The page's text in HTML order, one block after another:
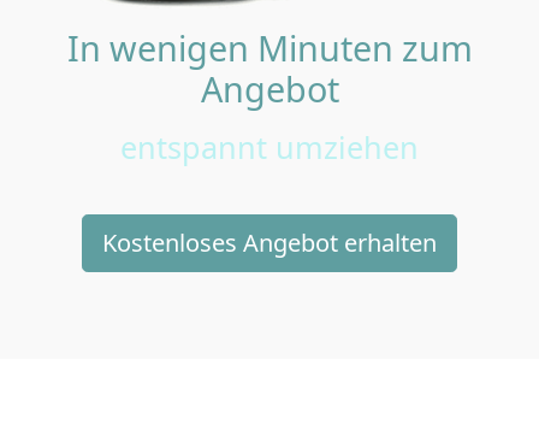
In wenigen Minuten zum
Angebot
entspannt umziehen
Kostenloses Angebot erhalten